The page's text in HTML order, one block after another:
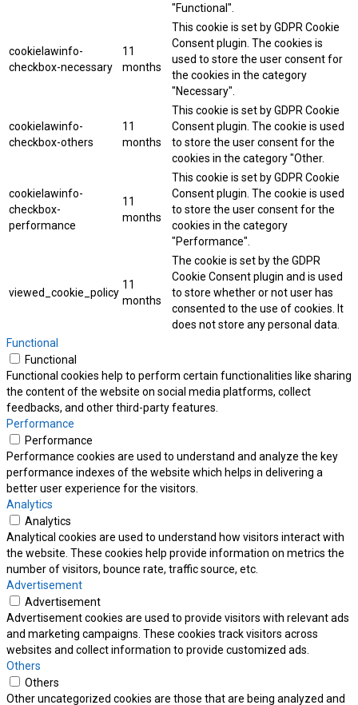
"Functional".
cookielawinfo-
checkbox-necessary
11
months
This cookie is set by GDPR Cookie
Consent plugin. The cookies is
used to store the user consent for
the cookies in the category
"Necessary".
cookielawinfo-
checkbox-others
11
months
This cookie is set by GDPR Cookie
Consent plugin. The cookie is used
to store the user consent for the
cookies in the category "Other.
cookielawinfo-
checkbox-
performance
11
months
This cookie is set by GDPR Cookie
Consent plugin. The cookie is used
to store the user consent for the
cookies in the category
"Performance".
viewed_cookie_policy
11
months
The cookie is set by the GDPR
Cookie Consent plugin and is used
to store whether or not user has
consented to the use of cookies. It
does not store any personal data.
Functional
Functional
Functional cookies help to perform certain functionalities like sharing
the content of the website on social media platforms, collect
feedbacks, and other third-party features.
Performance
Performance
Performance cookies are used to understand and analyze the key
performance indexes of the website which helps in delivering a
better user experience for the visitors.
Analytics
Analytics
Analytical cookies are used to understand how visitors interact with
the website. These cookies help provide information on metrics the
number of visitors, bounce rate, traffic source, etc.
Advertisement
Advertisement
Advertisement cookies are used to provide visitors with relevant ads
and marketing campaigns. These cookies track visitors across
websites and collect information to provide customized ads.
Others
Others
Other uncategorized cookies are those that are being analyzed and